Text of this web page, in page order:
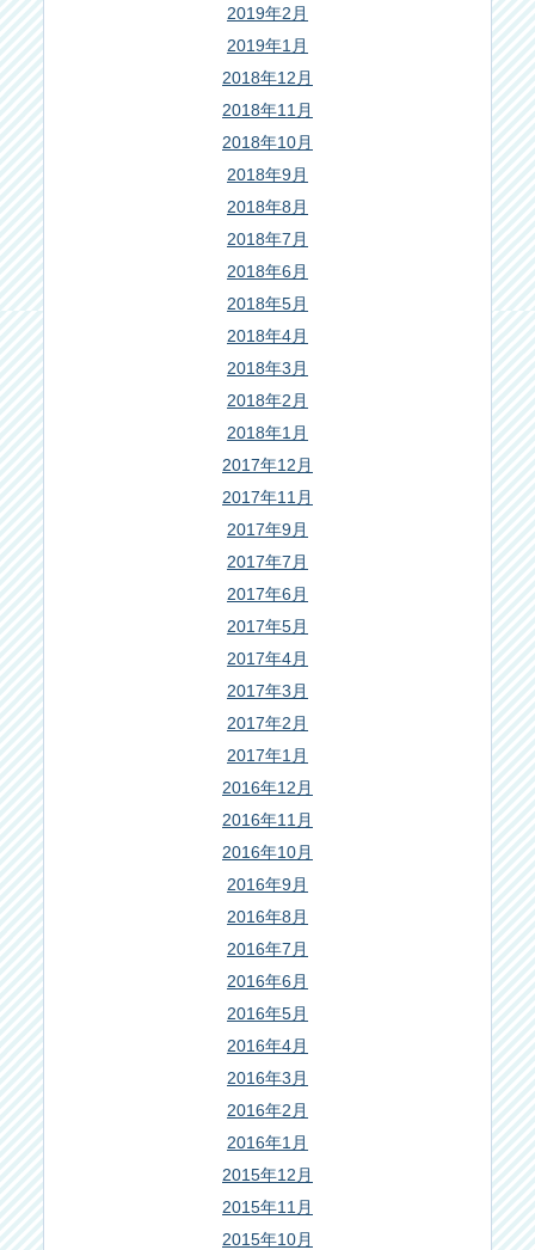
2019年2月
2019年1月
2018年12月
2018年11月
2018年10月
2018年9月
2018年8月
2018年7月
2018年6月
2018年5月
2018年4月
2018年3月
2018年2月
2018年1月
2017年12月
2017年11月
2017年9月
2017年7月
2017年6月
2017年5月
2017年4月
2017年3月
2017年2月
2017年1月
2016年12月
2016年11月
2016年10月
2016年9月
2016年8月
2016年7月
2016年6月
2016年5月
2016年4月
2016年3月
2016年2月
2016年1月
2015年12月
2015年11月
2015年10月